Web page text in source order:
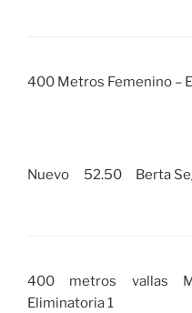
400 Metros Femenino –
Nuevo 52.50 Berta
400 metros vallas
Eliminatoria 1